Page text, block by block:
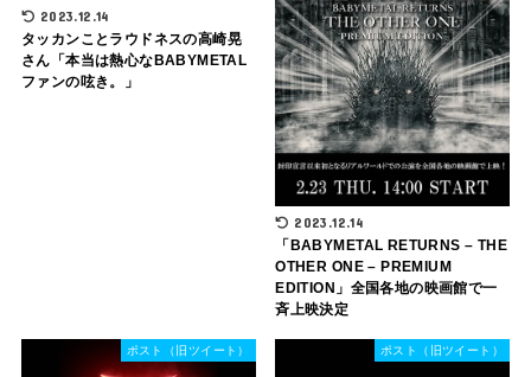
2023.12.14
タッカンことラウドネスの高崎晃
さん「本当は熱心なBABYMETAL
ファンの呟き。」
2023.12.14
「BABYMETAL RETURNS – THE
OTHER ONE – PREMIUM
EDITION」全国各地の映画館で一
斉上映決定
ポスト（旧ツイート） ポスト（旧ツイート）